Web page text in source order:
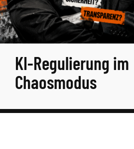
KI-Regulierung im
Chaosmodus